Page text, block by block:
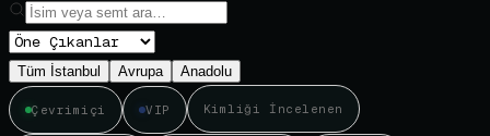
Tüm İstanbul Avrupa Anadolu
Çevrimiçi VIP Kimliği İncelenen